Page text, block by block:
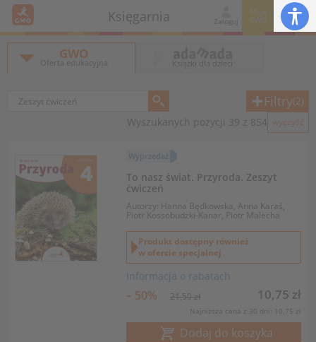
Księgarnia Zaloguj
Moje
GWO
GWO
Oferta edukacyjna Książki dla dzieci
Filtry(2)
Wyszukanych pozycji 39 z 854 wyczyść
Wyprzedaż
To nasz świat. Przyroda. Zeszyt
ćwiczeń
Autorzy: Hanna Będkowska, Anna Karaś,
Piotr Kossobudzki-Kanar, Piotr Malecha
Produkt dostępny również
w ofercie specjalnej
– 50%
Informacja o rabatach
21,50 zł 10,75 zł
Najniższa cena z 30 dni: 10,75 zł
Dodaj do koszyka